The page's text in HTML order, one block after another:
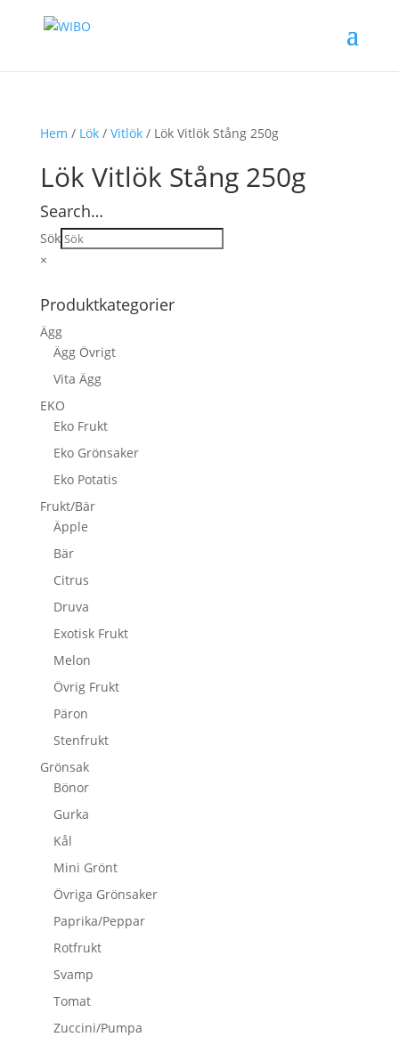
Hem / Lök/ Vitlök/ Lök Vitlök Stång 250g
Lök Vitlök Stång 250g
Search…
Sök
×
Produktkategorier
Ägg
Ägg Övrigt
Vita Ägg
EKO
Eko Frukt
Eko Grönsaker
Eko Potatis
Frukt/Bär
Äpple
Bär
Citrus
Druva
Exotisk Frukt
Melon
Övrig Frukt
Päron
Stenfrukt
Grönsak
Bönor
Gurka
Kål
Mini Grönt
Övriga Grönsaker
Paprika/Peppar
Rotfrukt
Svamp
Tomat
Zuccini/Pumpa